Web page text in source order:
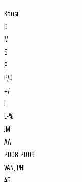
Kausi
O
M
S
P
P/O
+/-
L
L-%
JM
AA
2008-2009
VAN, PHI